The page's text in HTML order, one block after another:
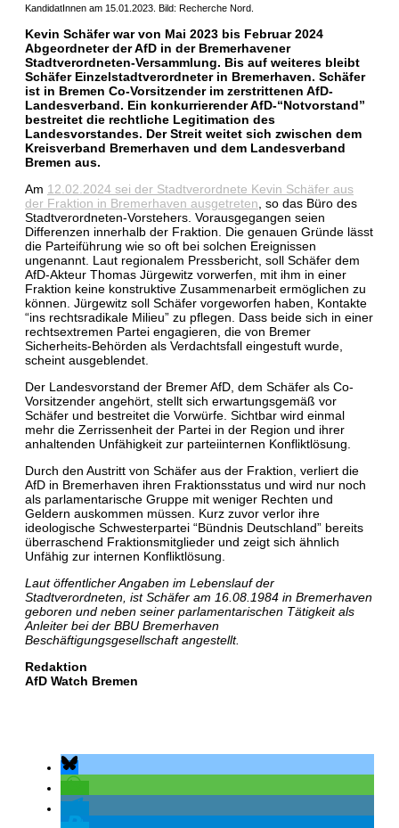
KandidatInnen am 15.01.2023. Bild: Recherche Nord.
Kevin Schäfer war von Mai 2023 bis Februar 2024
Abgeordneter der AfD in der Bremerhavener
Stadtverordneten-Versammlung. Bis auf weiteres bleibt
Schäfer Einzelstadtverordneter in Bremerhaven. Schäfer
ist in Bremen Co-Vorsitzender im zerstrittenen AfD-
Landesverband. Ein konkurrierender AfD-“Notvorstand”
bestreitet die rechtliche Legitimation des
Landesvorstandes. Der Streit weitet sich zwischen dem
Kreisverband Bremerhaven und dem Landesverband
Bremen aus.
Am 12.02.2024 sei der Stadtverordnete Kevin Schäfer aus
der Fraktion in Bremerhaven ausgetreten , so das Büro des
Stadtverordneten-Vorstehers. Vorausgegangen seien
Differenzen innerhalb der Fraktion. Die genauen Gründe lässt
die Parteiführung wie so oft bei solchen Ereignissen
ungenannt. Laut regionalem Pressbericht, soll Schäfer dem
AfD-Akteur Thomas Jürgewitz vorwerfen, mit ihm in einer
Fraktion keine konstruktive Zusammenarbeit ermöglichen zu
können. Jürgewitz soll Schäfer vorgeworfen haben, Kontakte
“ins rechtsradikale Milieu” zu pflegen. Dass beide sich in einer
rechtsextremen Partei engagieren, die von Bremer
Sicherheits-Behörden als Verdachtsfall eingestuft wurde,
scheint ausgeblendet.
Der Landesvorstand der Bremer AfD, dem Schäfer als Co-
Vorsitzender angehört, stellt sich erwartungsgemäß vor
Schäfer und bestreitet die Vorwürfe. Sichtbar wird einmal
mehr die Zerrissenheit der Partei in der Region und ihrer
anhaltenden Unfähigkeit zur parteiinternen Konfliktlösung.
Durch den Austritt von Schäfer aus der Fraktion, verliert die
AfD in Bremerhaven ihren Fraktionsstatus und wird nur noch
als parlamentarische Gruppe mit weniger Rechten und
Geldern auskommen müssen. Kurz zuvor verlor ihre
ideologische Schwesterpartei “Bündnis Deutschland” bereits
überraschend Fraktionsmitglieder und zeigt sich ähnlich
Unfähig zur internen Konfliktlösung.
Laut öffentlicher Angaben im Lebenslauf der
Stadtverordneten, ist Schäfer am 16.08.1984 in Bremerhaven
geboren und neben seiner parlamentarischen Tätigkeit als
Anleiter bei der BBU Bremerhaven
Beschäftigungsgesellschaft angestellt.
Redaktion
AfD Watch Bremen